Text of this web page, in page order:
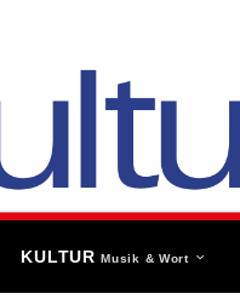
KULTURMusik & Wort